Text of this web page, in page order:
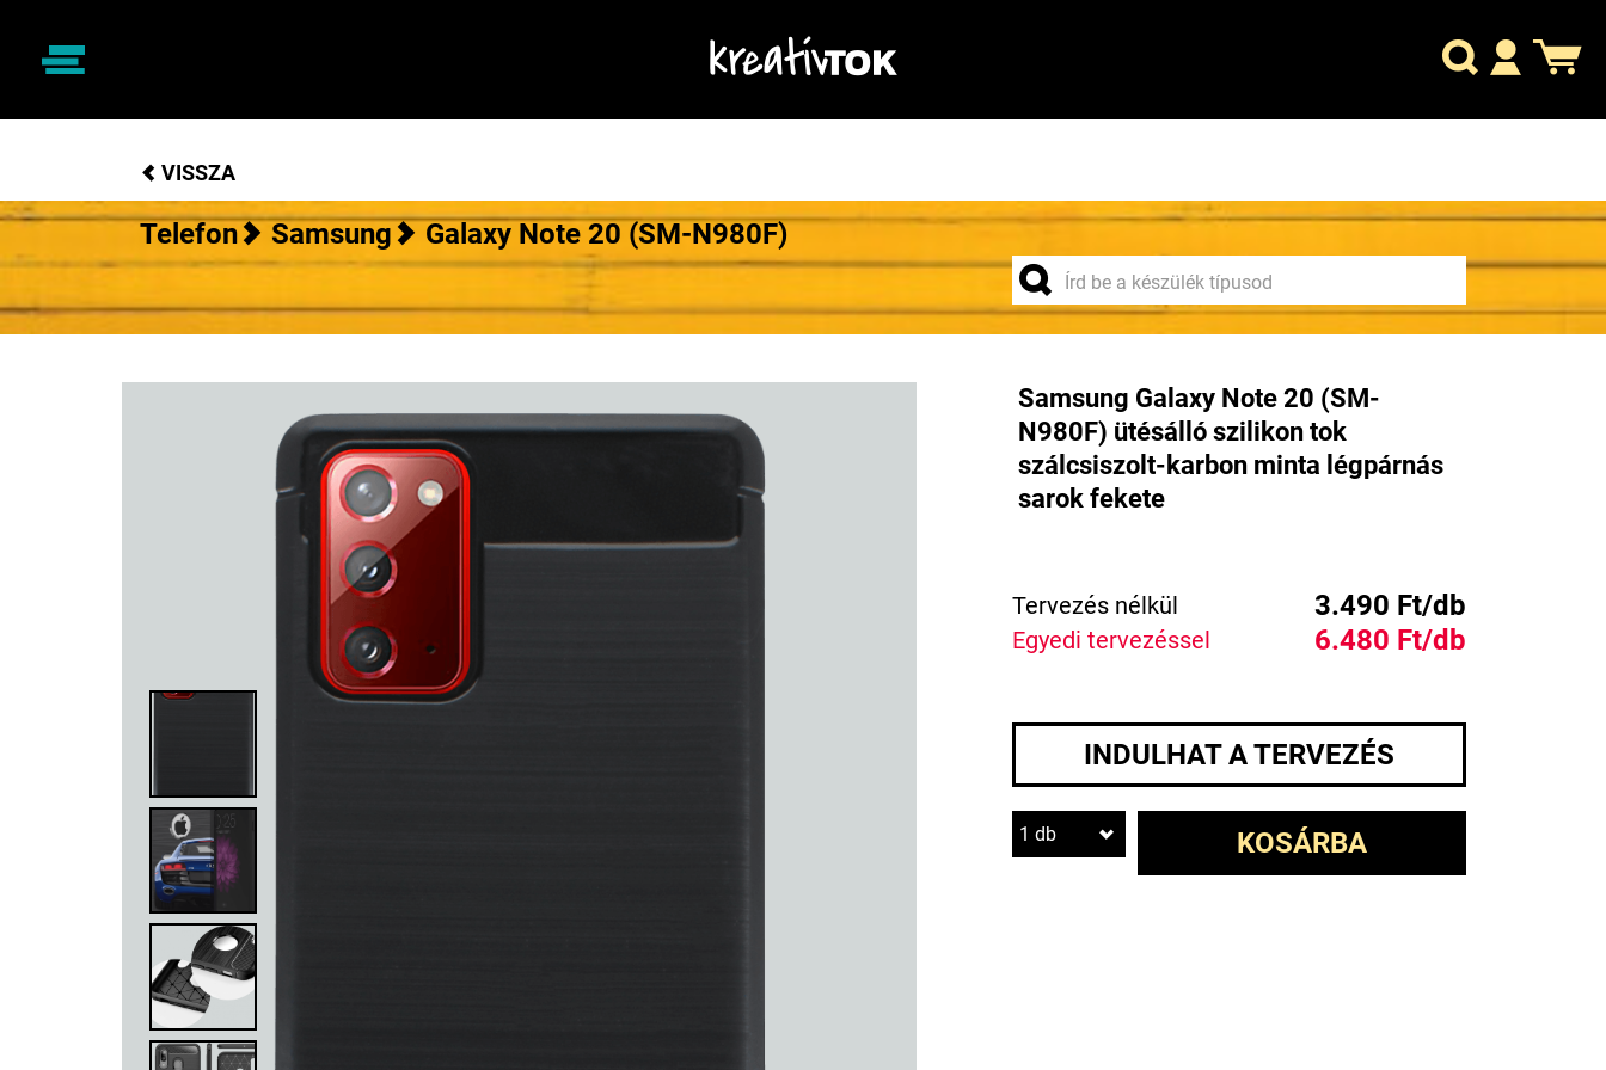
VISSZA
Telefon Samsung Galaxy Note 20 (SM-N980F)
Samsung Galaxy Note 20 (SM-
N980F) ütésálló szilikon tok
szálcsiszolt-karbon minta légpárnás
sarok fekete
Tervezés nélkül 3.490 Ft/db
Egyedi tervezéssel 6.480 Ft/db
INDULHAT A TERVEZÉS
1 db KOSÁRBA